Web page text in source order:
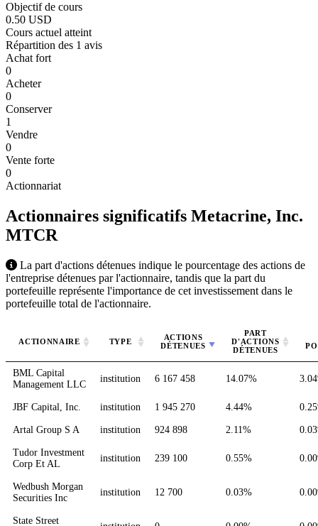
Objectif de cours
0.50 USD
Cours actuel atteint
Répartition des 1 avis
Achat fort
0
Acheter
0
Conserver
1
Vendre
0
Vente forte
0
Actionnariat
Actionnaires significatifs Metacrine, Inc.
MTCR
La part d'actions détenues indique le pourcentage des actions de
l'entreprise détenues par l'actionnaire, tandis que la part du
portefeuille représente l'importance de cet investissement dans le
portefeuille total de l'actionnaire.
ACTIONNAIRE TYPE
ACTIONS
DÉTENUES
PART
D'ACTIONS
DÉTENUES
BML Capital
Management LLC
institution 6 167 458 14.07%
JBF Capital, Inc. institution 1 945 270 4.44%
Artal Group S A institution 924 898 2.11%
Tudor Investment
Corp Et AL
institution 239 100 0.55%
Wedbush Morgan
Securities Inc
institution 12 700 0.03%
State Street